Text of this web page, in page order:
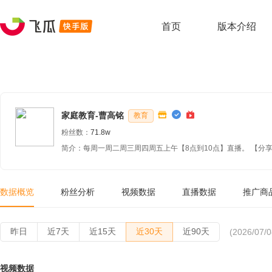
首页 版本介绍
家庭教育-曹高铭
教育
粉丝数： 71.8w
简介：每周一周二周三周四周五上午【8点到10点】直播。 【分
数据概览 粉丝分析 视频数据 直播数据 推广商
昨日 近7天 近15天 近30天 近90天 (2026/07/
视频数据